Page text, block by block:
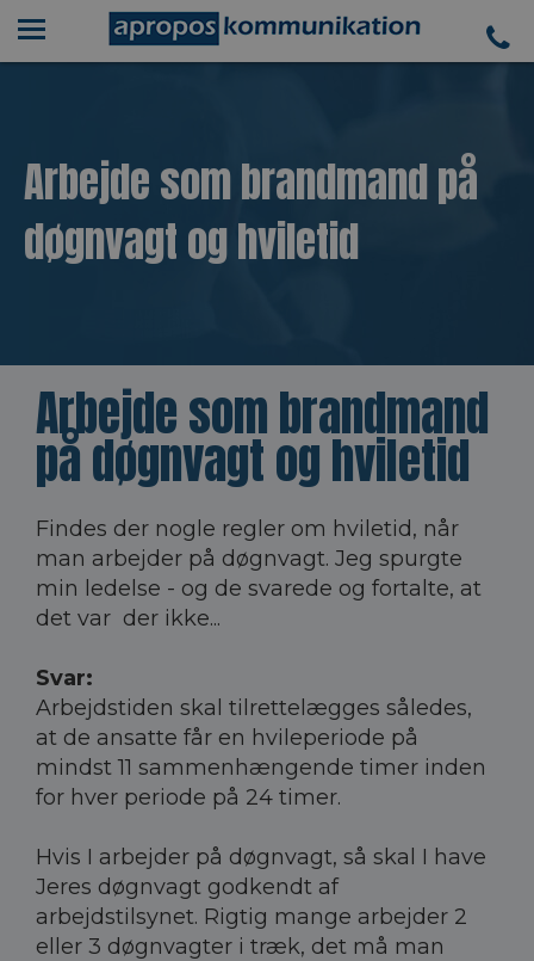
Arbejde som brandmand på
døgnvagt og hviletid
Arbejde som brandmand
på døgnvagt og hviletid
Findes der nogle regler om hviletid, når
man arbejder på døgnvagt. Jeg spurgte
min ledelse - og de svarede og fortalte, at
det var der ikke...
Svar:
Arbejdstiden skal tilrettelægges således,
at de ansatte får en hvileperiode på
mindst 11 sammenhængende timer inden
for hver periode på 24 timer.
Hvis I arbejder på døgnvagt, så skal I have
Jeres døgnvagt godkendt af
arbejdstilsynet. Rigtig mange arbejder 2
eller 3 døgnvagter i træk, det må man